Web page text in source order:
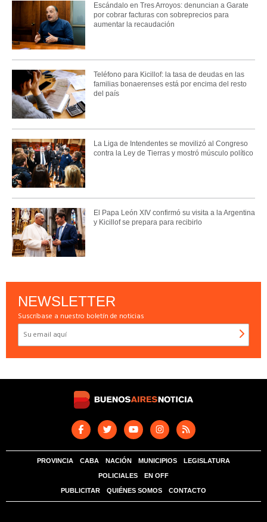
Escándalo en Tres Arroyos: denuncian a Garate
por cobrar facturas con sobreprecios para
aumentar la recaudación
Teléfono para Kicillof: la tasa de deudas en las
familias bonaerenses está por encima del resto
del país
La Liga de Intendentes se movilizó al Congreso
contra la Ley de Tierras y mostró músculo político
El Papa León XIV confirmó su visita a la Argentina
y Kicillof se prepara para recibirlo
NEWSLETTER
Suscríbase a nuestro boletín de noticias
PROVINCIA CABA NACIÓN MUNICIPIOS LEGISLATURA
POLICIALES EN OFF
PUBLICITAR QUIÉNES SOMOS CONTACTO